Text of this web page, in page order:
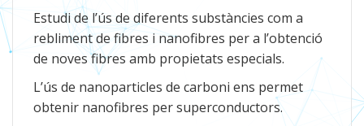
Estudi de l’ús de diferents substàncies com a
rebliment de fibres i nanofibres per a l’obtenció
de noves fibres amb propietats especials.
L’ús de nanoparticles de carboni ens permet
obtenir nanofibres per superconductors.